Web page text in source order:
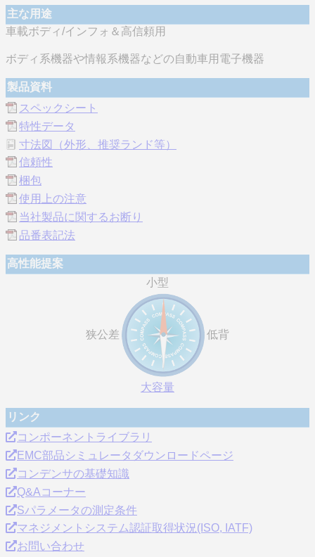
主な用途
車載ボディ/インフォ＆高信頼用
ボディ系機器や情報系機器などの自動車用電子機器
製品資料
スペックシート
特性データ
寸法図（外形、推奨ランド等）
信頼性
梱包
使用上の注意
当社製品に関するお断り
品番表記法
高性能提案
小型
狭公差 低背
大容量
リンク
コンポーネントライブラリ
EMC部品シミュレータダウンロードページ
コンデンサの基礎知識
Q&Aコーナー
Sパラメータの測定条件
マネジメントシステム認証取得状況(ISO, IATF)
お問い合わせ